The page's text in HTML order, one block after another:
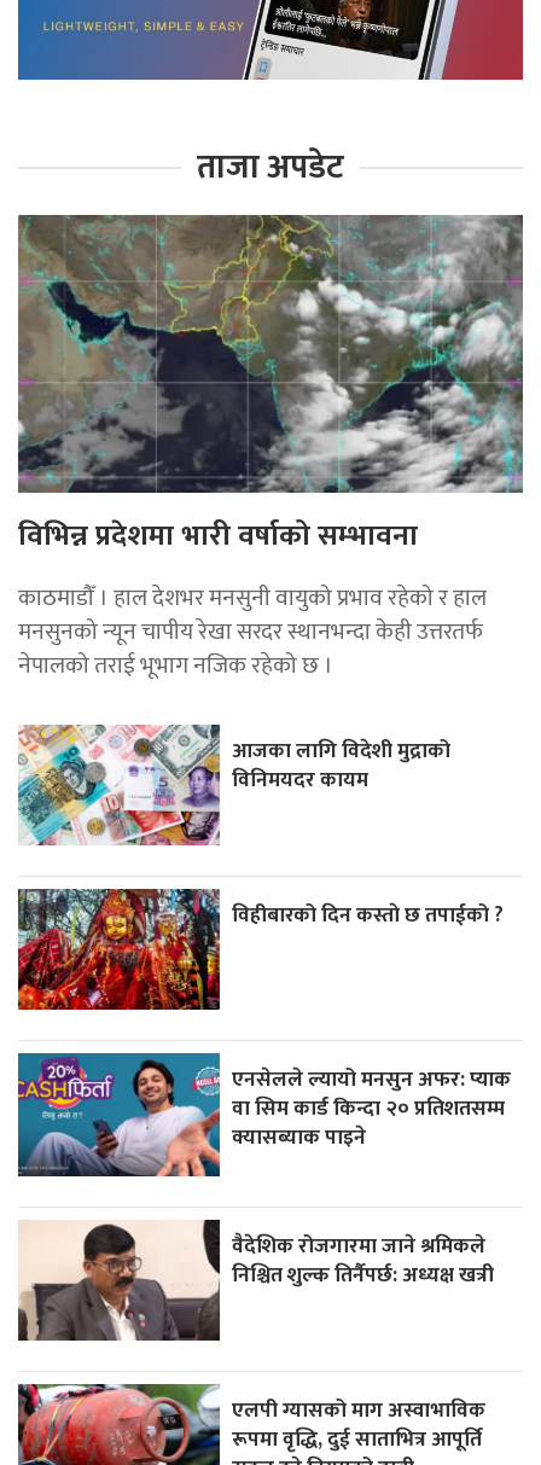
ताजा अपडेट
विभिन्न प्रदेशमा भारी वर्षाको सम्भावना
काठमाडौँ । हाल देशभर मनसुनी वायुको प्रभाव रहेको र हाल
मनसुनको न्यून चापीय रेखा सरदर स्थानभन्दा केही उत्तरतर्फ
नेपालको तराई भूभाग नजिक रहेको छ ।
आजका लागि विदेशी मुद्राको
विनिमयदर कायम
विहीबारको दिन कस्ताे छ तपाईको ?
एनसेलले ल्यायो मनसुन अफर: प्याक
वा सिम कार्ड किन्दा २० प्रतिशतसम्म
क्यासब्याक पाइने
वैदेशिक रोजगारमा जाने श्रमिकले
निश्चित शुल्क तिर्नैपर्छ: अध्यक्ष खत्री
एलपी ग्यासको माग अस्वाभाविक
रूपमा वृद्धि, दुई साताभित्र आपूर्ति